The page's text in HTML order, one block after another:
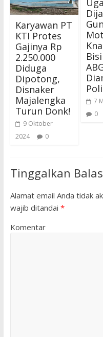
Karyawan PT
KTI Protes
Gajinya Rp
2.250.000
Diduga
Dipotong,
Disnaker
Majalengka
Turun Donk!
9 Oktober
2024
0
7
0
Tinggalkan
Alamat email Anda tidak
wajib ditandai *
Komentar